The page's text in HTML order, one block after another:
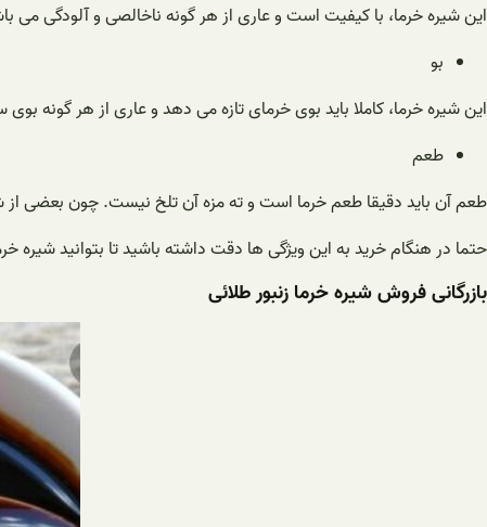
این شیره خرما، با کیفیت است و عاری از هر گونه ناخالصی و
بو
این شیره خرما، کاملا باید بوی خرمای تازه می دهد و عاری از هر گونه
طعم
طعم آن باید دقیقا طعم خرما است و ته مزه آن تلخ نیست. چون بعضی از
حتما در هنگام خرید به این ویژگی ها دقت داشته باشید تا بتوانید شیره
بازرگانی فروش شیره خرما زنبور طلائی